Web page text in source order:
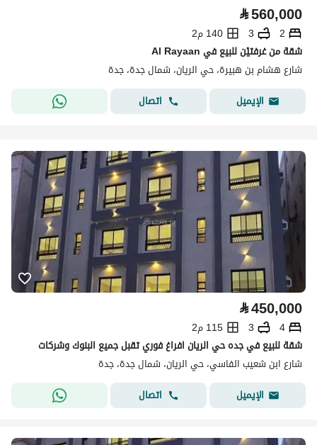
⃁560,000
2
3
140 م2
شقة من غرفتيْن للبيع في Al Rayaan
شارع هشام بن هبيرة، حي الريان، شمال جدة، جدة
الإيميل
اتصال
⃁450,000
4
3
115 م2
شقة للبيع في جده حي الريان افراغ فوري تقبل جميع البنوك وشركات
شارع ابن شعيب الفاسي، حي الريان، شمال جدة، جدة
الإيميل
اتصال